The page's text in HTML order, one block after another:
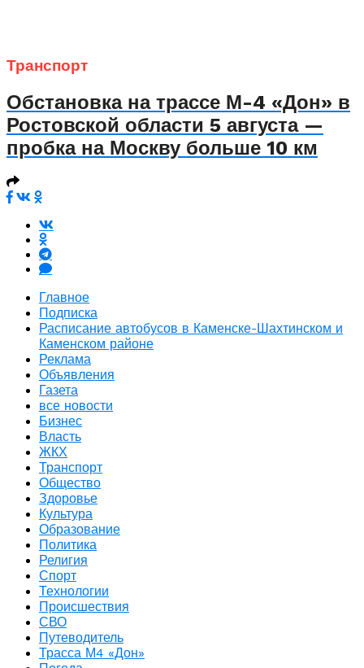
Транспорт
Обстановка на трассе М-4 «Дон» в
Ростовской области 5 августа —
пробка на Москву больше 10 км
Главное
Подписка
Расписание автобусов в Каменске-Шахтинском и
Каменском районе
Реклама
Объявления
Газета
все новости
Бизнес
Власть
ЖКХ
Транспорт
Общество
Здоровье
Культура
Образование
Политика
Религия
Спорт
Технологии
Происшествия
СВО
Путеводитель
Трасса М4 «Дон»